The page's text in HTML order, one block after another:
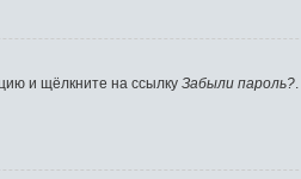
и щёлкните на ссылку Забыли пароль?